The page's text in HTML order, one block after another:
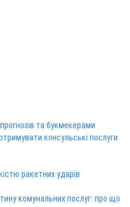
та букмекерами
консульські послуги
ракетних ударів
комунальних послуг: про що